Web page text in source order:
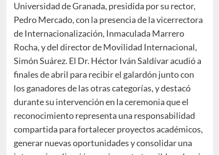
Universidad de Granada, presidida por su rector,
Pedro Mercado, con la presencia de la vicerrectora
de Internacionalización, Inmaculada Marrero
Rocha, y del director de Movilidad Internacional,
Simón Suárez. El Dr. Héctor Iván Saldívar acudió a
finales de abril para recibir el galardón junto con
los ganadores de las otras categorías, y destacó
durante su intervención en la ceremonia que el
reconocimiento representa una responsabilidad
compartida para fortalecer proyectos académicos,
generar nuevas oportunidades y consolidar una